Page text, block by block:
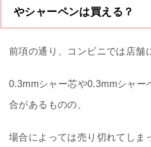
やシャーペンは買える？
前項の通り、コンビニでは店舗
0.3mmシャー芯や0.3mmシャー
合があるものの、
場合によっては売り切れてしま